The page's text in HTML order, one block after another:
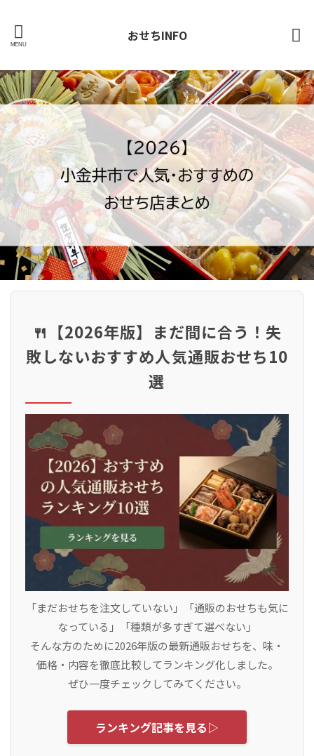
おせちINFO
🍴【2026年版】まだ間に合う！失
敗しないおすすめ人気通販おせち10
選
「まだおせちを注文していない」「通販のおせちも気に
なっている」「種類が多すぎて選べない」
そんな方のために2026年版の最新通販おせちを、味・
価格・内容を徹底比較してランキング化しました。
ぜひ一度チェックしてみてください。
ランキング記事を見る▷